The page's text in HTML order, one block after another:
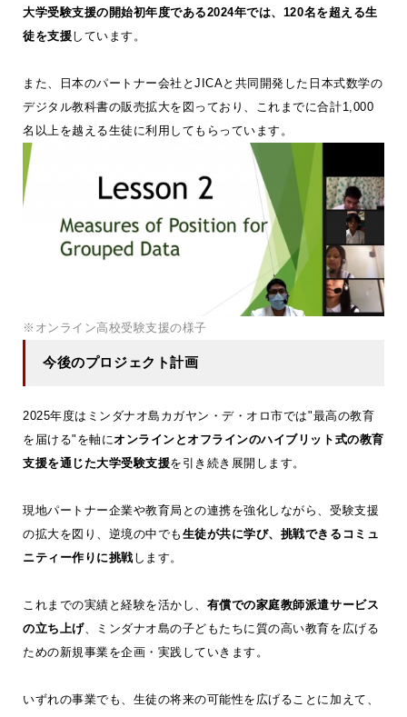
大学受験支援の開始初年度である2024年では、120名を超える生
徒を支援しています。
また、日本のパートナー会社とJICAと共同開発した日本式数学の
デジタル教科書の販売拡大を図っており、これまでに合計1,000
名以上を越える生徒に利用してもらっています。
※オンライン高校受験支援の様子
今後のプロジェクト計画
2025年度はミンダナオ島カガヤン・デ・オロ市では"最高の教育
を届ける"を軸にオンラインとオフラインのハイブリット式の教育
支援を通じた大学受験支援を引き続き展開します。
現地パートナー企業や教育局との連携を強化しながら、受験支援
の拡大を図り、逆境の中でも 生徒が共に学び、挑戦できるコミュ
ニティー作りに挑戦 します。
これまでの実績と経験を活かし、 有償での家庭教師派遣サービス
の立ち上げ、ミンダナオ島の子どもたちに質の高い教育を広げる
ための新規事業を企画・実践していきます。
いずれの事業でも、生徒の将来の可能性を広げることに加えて、